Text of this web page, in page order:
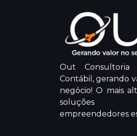
Out Consultoria
Contábil, gerando
negócio! O mais
empreendedores